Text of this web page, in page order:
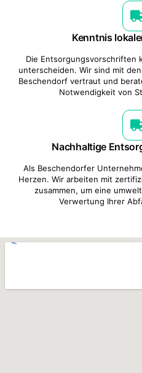
Kenntnis
Die Entsorgungsvorschriften
unterscheiden. Wir sind mit
Beschendorf vertraut und
Notwendigkeit von
Nachhaltige
Als Beschendorfer
Herzen. Wir arbeiten mit
zusammen, um eine
Verwertung Ihrer